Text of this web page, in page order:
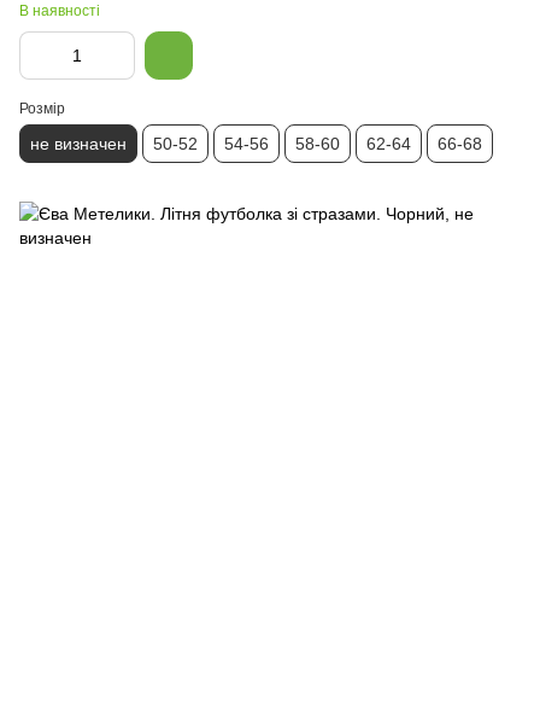
В наявності
Розмір
не визначен 50-52 54-56 58-60 62-64 66-68